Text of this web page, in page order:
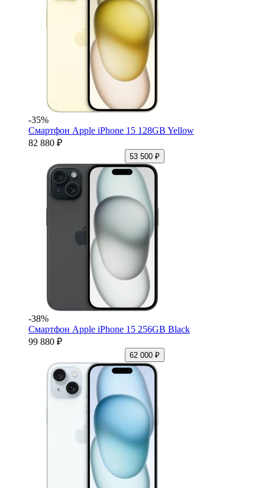
-35%
Смартфон Apple iPhone 15 128GB Yellow
82 880 ₽
53 500 ₽
-38%
Смартфон Apple iPhone 15 256GB Black
99 880 ₽
62 000 ₽